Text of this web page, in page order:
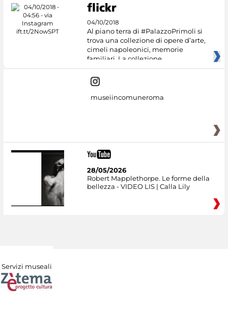
04/10/2018
Al piano terra di #PalazzoPrimoli si
trova una collezione di opere d’arte,
cimeli napoleonici, memorie
familiari. La collezione
museiincomuneroma
28/05/2026
Robert Mapplethorpe. Le forme della
bellezza - VIDEO LIS | Calla Lily
Servizi museali